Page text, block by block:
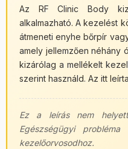
Az RF Clinic Body
alkalmazható. A kezelést
átmeneti enyhe bőrpír
amely jellemzően néhány
kizárólag a mellékelt
szerint használd. Az itt
Ez a leírás nem
Egészségügyi
kezelőorvosodhoz.